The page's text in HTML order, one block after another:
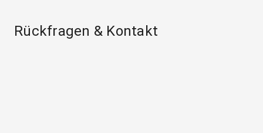
Rückfragen & Kontakt